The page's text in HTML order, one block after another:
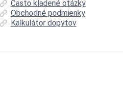
Často kladené otázky
Obchodné podmienky
Kalkulátor dopytov